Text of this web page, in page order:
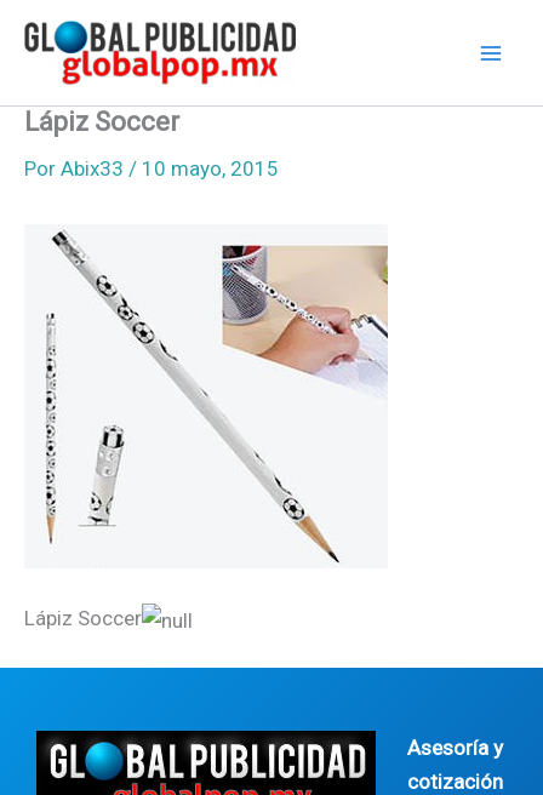
contenido
Lápiz Soccer
Por Abix33 / 10 mayo, 2015
Lápiz Soccer
Asesoría y
cotización